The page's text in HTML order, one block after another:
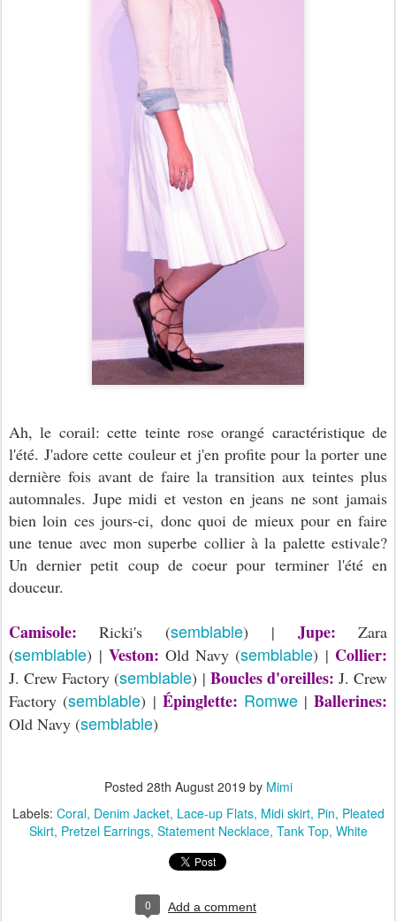
Ah, le corail: cette teinte rose orangé caractéristique de
l'été. J'adore cette couleur et j'en profite pour la porter une
dernière fois avant de faire la transition aux teintes plus
automnales. Jupe midi et veston en jeans ne sont jamais
bien loin ces jours-ci, donc quoi de mieux pour en faire
une tenue avec mon superbe collier à la palette estivale?
Un dernier petit coup de coeur pour terminer l'été en
douceur.
Camisole: Ricki's (semblable) | Jupe: Zara
(semblable) | Veston: Old Navy (semblable) | Collier:
J. Crew Factory (semblable) | Boucles d'oreilles: J. Crew
Factory (semblable) | Épinglette: Romwe | Ballerines:
Old Navy (semblable)
Posted 28th August 2019 by Mimi
Labels: Coral Denim Jacket Lace-up Flats Midi skirt Pin Pleated
Skirt Pretzel Earrings Statement Necklace Tank Top White
0 Add a comment